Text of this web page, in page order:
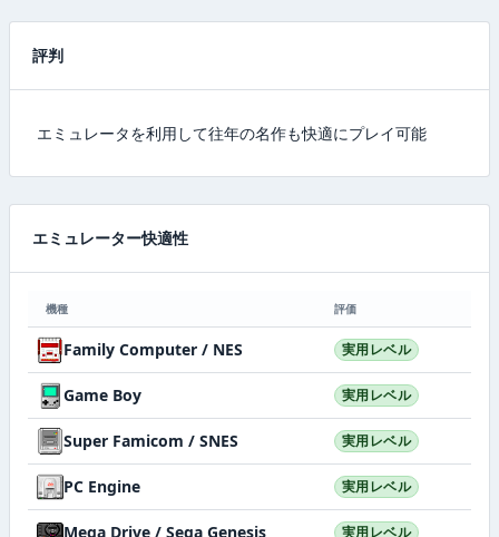
評判
エミュレータを利用して往年の名作も快適にプレイ可能
エミュレーター快適性
機種 評価
Family Computer / NES 実用レベル
Game Boy 実用レベル
Super Famicom / SNES 実用レベル
PC Engine 実用レベル
Mega Drive / Sega Genesis 実用レベル